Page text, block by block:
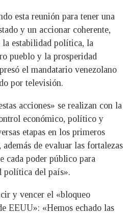
esta reunión para tener una
y un accionar coherente,
estabilidad política, la
pueblo y la prosperidad
el mandatario venezolano
por televisión.
acciones» se realizan con la
económico, político y
etapas en los primeros
además de evaluar las fortalezas
cada poder público para
política del país».
y vencer el «bloqueo
EEUU»: «Hemos echado las